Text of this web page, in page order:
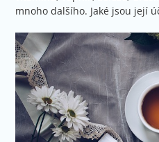
mnoho dalšího. Jaké jsou její